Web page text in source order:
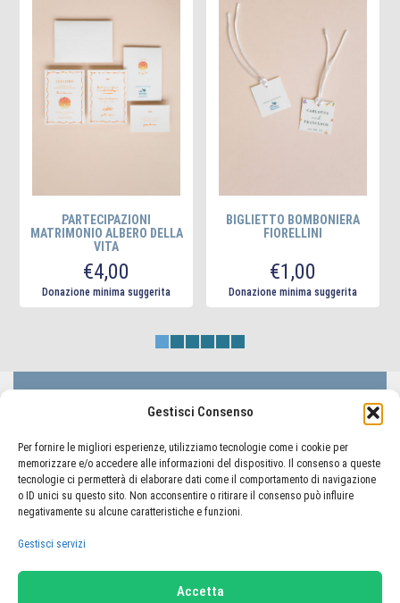
Gestisci Consenso
Per fornire le migliori esperienze, utilizziamo tecnologie come i cookie per
memorizzare e/o accedere alle informazioni del dispositivo. Il consenso a queste
tecnologie ci permetterà di elaborare dati come il comportamento di navigazione
o ID unici su questo sito. Non acconsentire o ritirare il consenso può influire
negativamente su alcune caratteristiche e funzioni.
Gestisci servizi
Accetta
PARTECIPAZIONI
MATRIMONIO ALBERO DELLA
VITA
€4,00
Donazione minima suggerita
BIGLIETTO BOMBONIERA
FIORELLINI
€1,00
Donazione minima suggerita
più
Le
possono
essere
nella
pagina
del
prodotto
LIFC Lega Italiana Fibrosi Cistica - ODV
Codice Fiscale 80233410580
TORNA AL PORTALE LIFC
Home Carrello
Il mio account
Privacy Policy